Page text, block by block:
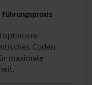
optimiere
Coden
maximale